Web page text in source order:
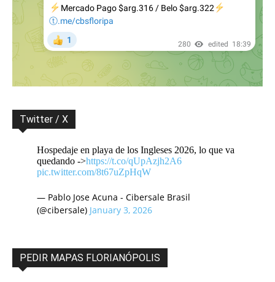
Twitter / X
Hospedaje en playa de los Ingleses 2026, lo que va
quedando ->https://t.co/qUpAzjh2A6
pic.twitter.com/8t67uZpHqW
— Pablo Jose Acuna - Cibersale Brasil
(@cibersale) January 3, 2026
PEDIR MAPAS FLORIANÓPOLIS